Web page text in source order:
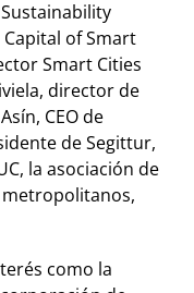
of Smart
Smart Cities
director de
CEO de
de Segittur,
la asociación de
como la